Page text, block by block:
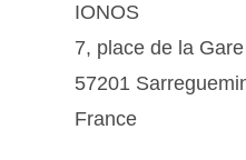
IONOS
7, place de la Gare
57201
France